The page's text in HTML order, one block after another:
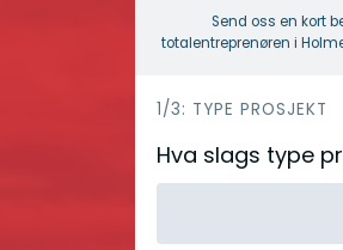
Send oss en kort
totalentreprenøren i
h
e
r
1/3: TYPE PROSJEKT
Hva slags type